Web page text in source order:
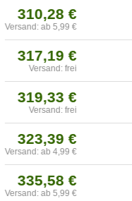
310,28 €
Versand: ab 5,99 €
317,19 €
Versand: frei
319,33 €
Versand: frei
323,39 €
Versand: ab 4,99 €
335,58 €
Versand: ab 5,99 €